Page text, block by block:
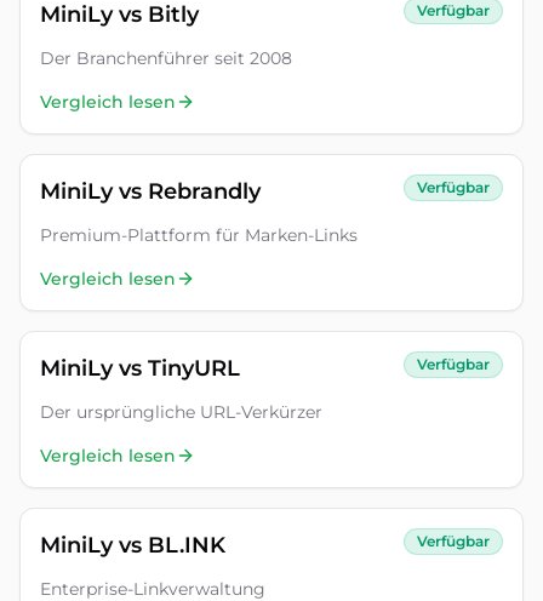
MiniLy vs Bitly Verfügbar
Der Branchenführer seit 2008
Vergleich lesen
MiniLy vs Rebrandly Verfügbar
Premium-Plattform für Marken-Links
Vergleich lesen
MiniLy vs TinyURL Verfügbar
Der ursprüngliche URL-Verkürzer
Vergleich lesen
MiniLy vs BL.INK Verfügbar
Enterprise-Linkverwaltung